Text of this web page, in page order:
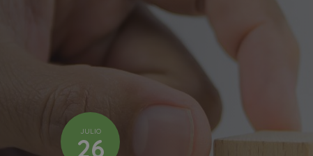
JULIO
26